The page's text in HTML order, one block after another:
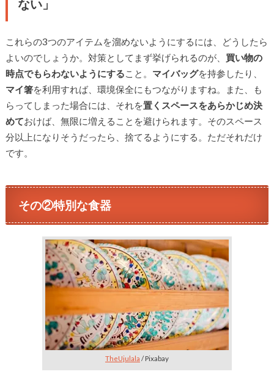
ない」
これらの3つのアイテムを溜めないようにするには、どうしたら
よいのでしょうか。対策としてまず挙げられるのが、 買い物の
時点でもらわないようにすること。 マイバッグを持参したり、
マイ箸を利用すれば、環境保全にもつながりますね。また、も
らってしまった場合には、それを置くスペースをあらかじめ決
めておけば、無限に増えることを避けられます。そのスペース
分以上になりそうだったら、捨てるようにする。ただそれだけ
です。
その②特別な食器
TheUjulala / Pixabay